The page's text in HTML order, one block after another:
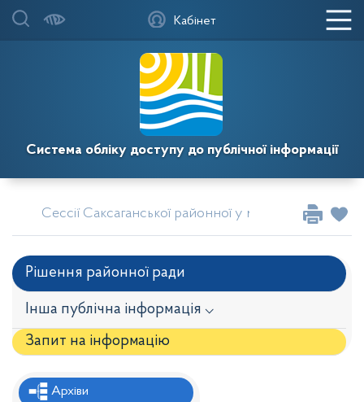
Система обліку доступу до публічної інформації
Кабінет
Сессії Саксаганської районної у місті Кривому
Рішення районної ради
Інша публічна інформація ⌵
Запит на iнформацію
Рішення районної ради
Архіви